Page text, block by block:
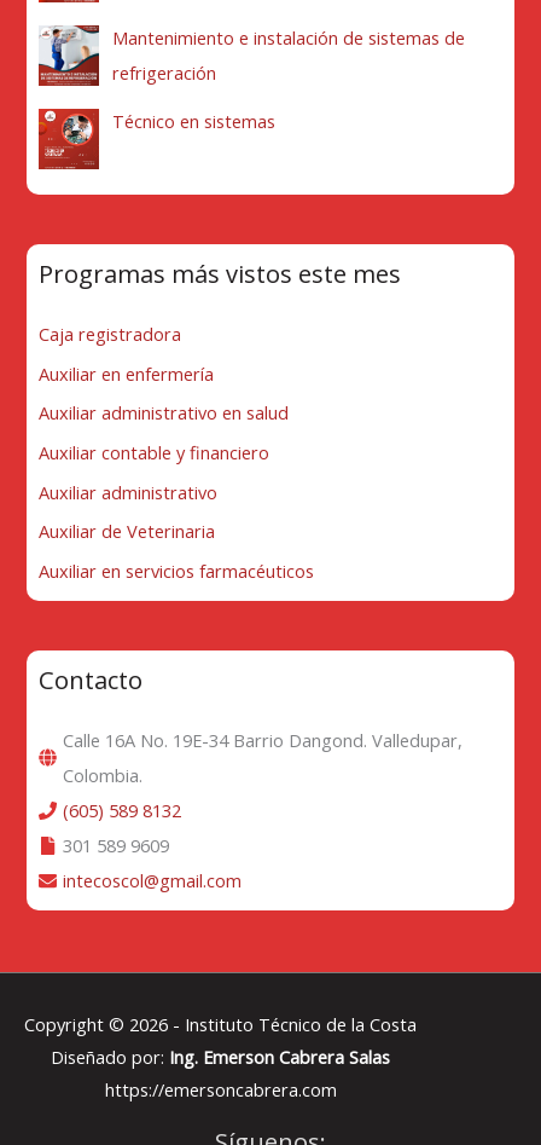
Mantenimiento e instalación de sistemas de
refrigeración
Técnico en sistemas
Programas más vistos este mes
Caja registradora
Auxiliar en enfermería
Auxiliar administrativo en salud
Auxiliar contable y financiero
Auxiliar administrativo
Auxiliar de Veterinaria
Auxiliar en servicios farmacéuticos
Contacto
Calle 16A No. 19E-34 Barrio Dangond. Valledupar,
Colombia.
(605) 589 8132
301 589 9609
intecoscol@gmail.com
Copyright © 2026 - Instituto Técnico de la Costa
Diseñado por: Ing. Emerson Cabrera Salas
https://emersoncabrera.com